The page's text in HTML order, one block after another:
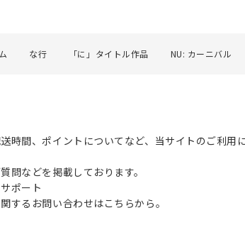
な行 「に」タイトル作品 NU: カーニバル
時間、ポイントについてなど、当サイトのご利用
問などを掲載しております。
ポート
するお問い合わせはこちらから。